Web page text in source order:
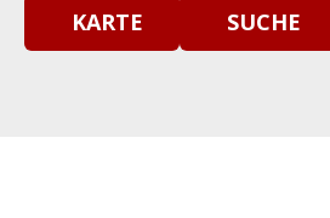
KARTE SUCHE